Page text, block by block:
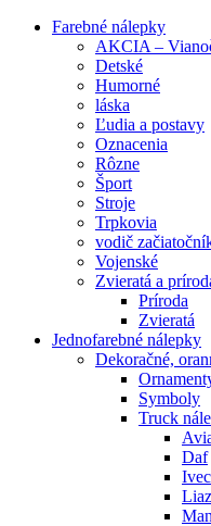
Farebné nálepky
AKCIA –
Detské
Humorné
láska
Ľudia a postavy
Oznacenia
Rôzne
Šport
Stroje
Trpkovia
vodič
Vojenské
Zvieratá a
Príroda
Zvieratá
Jednofarebné nálepky
Dekoračné,
Symboly
Truck
Daf
Liaz
Man